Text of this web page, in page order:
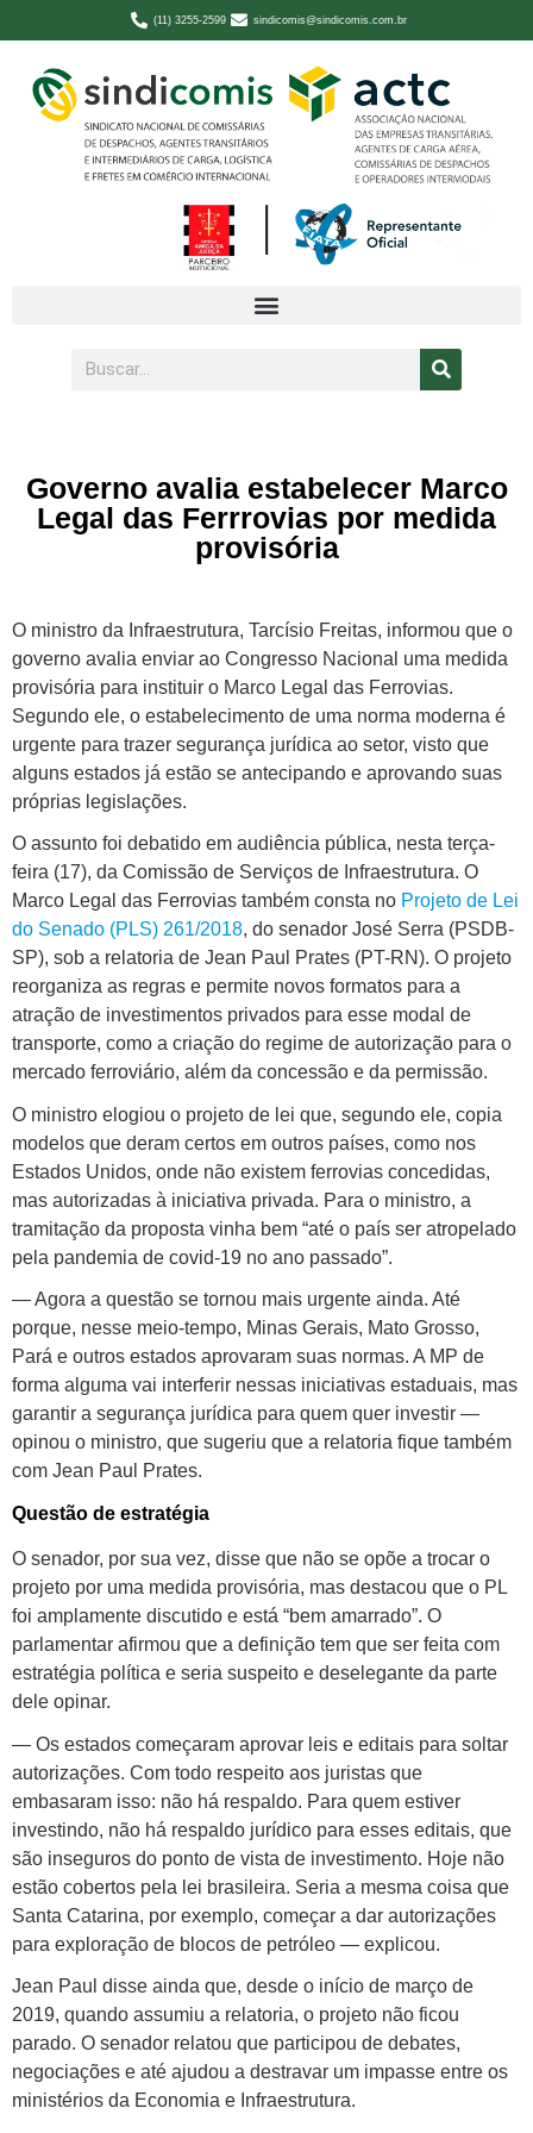
(11) 3255-2599 sindicomis@sindicomis.com.br
Governo avalia estabelecer Marco
Legal das Ferrrovias por medida
provisória
O ministro da Infraestrutura, Tarcísio Freitas, informou que o
governo avalia enviar ao Congresso Nacional uma medida
provisória para instituir o Marco Legal das Ferrovias.
Segundo ele, o estabelecimento de uma norma moderna é
urgente para trazer segurança jurídica ao setor, visto que
alguns estados já estão se antecipando e aprovando suas
próprias legislações.
O assunto foi debatido em audiência pública, nesta terça-
feira (17), da Comissão de Serviços de Infraestrutura. O
Marco Legal das Ferrovias também consta no Projeto de Lei
do Senado (PLS) 261/2018, do senador José Serra (PSDB-
SP), sob a relatoria de Jean Paul Prates (PT-RN). O projeto
reorganiza as regras e permite novos formatos para a
atração de investimentos privados para esse modal de
transporte, como a criação do regime de autorização para o
mercado ferroviário, além da concessão e da permissão.
O ministro elogiou o projeto de lei que, segundo ele, copia
modelos que deram certos em outros países, como nos
Estados Unidos, onde não existem ferrovias concedidas,
mas autorizadas à iniciativa privada. Para o ministro, a
tramitação da proposta vinha bem “até o país ser atropelado
pela pandemia de covid-19 no ano passado”.
— Agora a questão se tornou mais urgente ainda. Até
porque, nesse meio-tempo, Minas Gerais, Mato Grosso,
Pará e outros estados aprovaram suas normas. A MP de
forma alguma vai interferir nessas iniciativas estaduais, mas
garantir a segurança jurídica para quem quer investir —
opinou o ministro, que sugeriu que a relatoria fique também
com Jean Paul Prates.
Questão de estratégia
O senador, por sua vez, disse que não se opõe a trocar o
projeto por uma medida provisória, mas destacou que o PL
foi amplamente discutido e está “bem amarrado”. O
parlamentar afirmou que a definição tem que ser feita com
estratégia política e seria suspeito e deselegante da parte
dele opinar.
— Os estados começaram aprovar leis e editais para soltar
autorizações. Com todo respeito aos juristas que
embasaram isso: não há respaldo. Para quem estiver
investindo, não há respaldo jurídico para esses editais, que
são inseguros do ponto de vista de investimento. Hoje não
estão cobertos pela lei brasileira. Seria a mesma coisa que
Santa Catarina, por exemplo, começar a dar autorizações
para exploração de blocos de petróleo — explicou.
Jean Paul disse ainda que, desde o início de março de
2019, quando assumiu a relatoria, o projeto não ficou
parado. O senador relatou que participou de debates,
negociações e até ajudou a destravar um impasse entre os
ministérios da Economia e Infraestrutura.